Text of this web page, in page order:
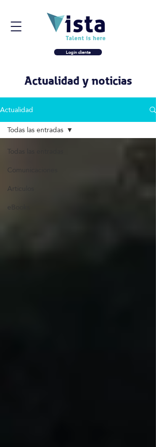
Login cliente
Actualidad y noticias
Actualidad
Todas las entradas
Comunicaciones
Artículos
eBooks
Todas las entradas